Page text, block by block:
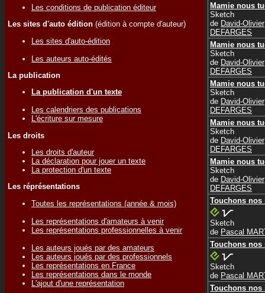
Les conditions de publication éditeur
Les sites d'auto édition (édition à compte d'auteur)
Les sites d'auto-édition
Les auteurs auto-édités
La publication
La publication d'un texte
Les calendriers des publications
L'écriture sur mesure
Les droits
Les droits d'auteur
La déclaration pour jouer un texte
La protection d'un texte
Les réprésentations
Toutes les représentations (année & mois)
Les représentations d'amateurs à venir
Les représentations professionnelles à venir
Les auteurs joués par des amateurs
Les auteurs joués par des professionnels
Les représentations en France
Les représentations dans le monde
L'ajout d'une représentation
Mamie nous
Sketch
de David-Olivier
DEFARGES
Mamie nous
Sketch
de David-Olivier
DEFARGES
Mamie nous
Sketch
de David-Olivier
DEFARGES
Mamie nous
Sketch
de David-Olivier
DEFARGES
Mamie nous
Sketch
de David-Olivier
DEFARGES
Touchons nos
Sketch
de Pascal
Touchons nos
Sketch
de Pascal
Touchons nos